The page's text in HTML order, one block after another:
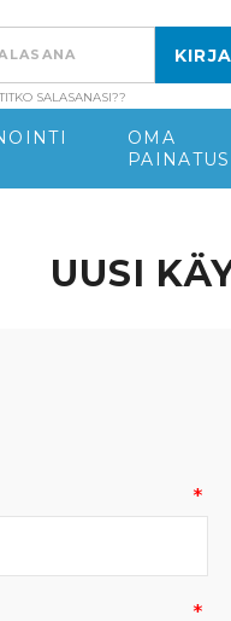
SALASANASI??
OMA
PAINATUS
UUSI